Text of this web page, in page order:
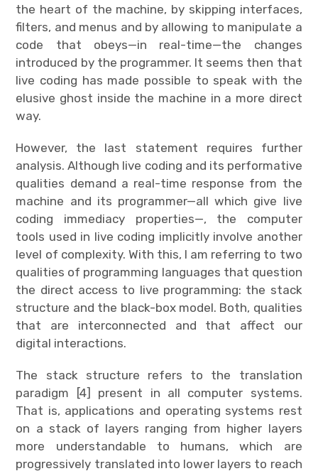
the heart of the machine, by skipping interfaces,
filters, and menus and by allowing to manipulate a
code that obeys—in real-time—the changes
introduced by the programmer. It seems then that
live coding has made possible to speak with the
elusive ghost inside the machine in a more direct
way.
However, the last statement requires further
analysis. Although live coding and its performative
qualities demand a real-time response from the
machine and its programmer—all which give live
coding immediacy properties—, the computer
tools used in live coding implicitly involve another
level of complexity. With this, I am referring to two
qualities of programming languages ​​that question
the direct access to live programming: the stack
structure and the black-box model. Both, qualities
that are interconnected and that affect our
digital interactions.
The stack structure refers to the translation
paradigm [4] present in all computer systems.
That is, applications and operating systems rest
on a stack of layers ranging from higher layers
more understandable to humans, which are
progressively translated into lower layers to reach